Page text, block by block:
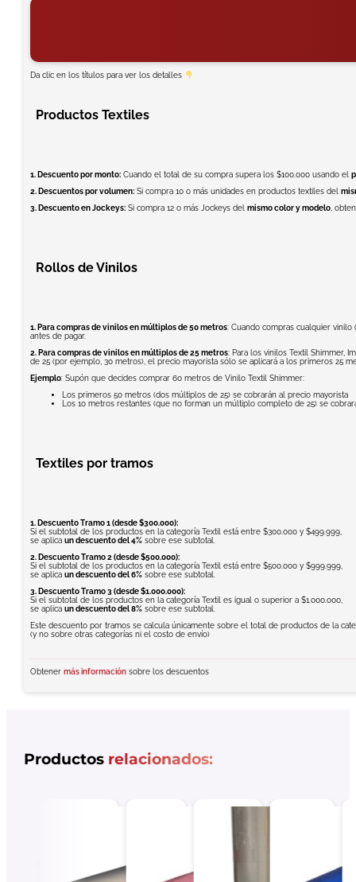
Da clic en los títulos para ver los detalles
Productos Textiles
1. Descuento por monto:Cuando el total de su compra supera los $100.000 usando el
2. Descuentos por volumen:Si compra 10 o más unidades en productos textiles del
3. Descuento en Jockeys:Si compra 12 o más Jockeys del mismo color y modelo,
Rollos de Vinilos
1. Para compras de vinilos en múltiplos de 50 metros: Cuando compras cualquier vinilo
antes de pagar.
2. Para compras de vinilos en múltiplos de 25 metros: Para los vinilos Textil Shimmer,
de 25 (por ejemplo, 30 metros), el precio mayorista sólo se aplicará a los primeros 25
Ejemplo: Supón que decides comprar 60 metros de Vinilo Textil Shimmer:
Los primeros 50 metros (dos múltiplos de 25) se cobrarán al precio mayorista
Los 10 metros restantes (que no forman un múltiplo completo de 25) se
Textiles por tramos
1. Descuento Tramo 1 (desde $300.000):
Si el subtotal de los productos en la categoría Textil está entre $300.000 y $499.999,
se aplica un descuento del 4%sobre ese subtotal.
2. Descuento Tramo 2 (desde $500.000):
Si el subtotal de los productos en la categoría Textil está entre $500.000 y $999.999,
se aplica un descuento del 6%sobre ese subtotal.
3. Descuento Tramo 3 (desde $1.000.000):
Si el subtotal de los productos en la categoría Textil es igual o superior a $1.000.000,
se aplica un descuento del 8%sobre ese subtotal.
Este descuento por tramos se calcula únicamente sobre el total de productos de la
(y no sobre otras categorías ni el costo de envío)
Obtener más informaciónsobre los descuentos
Productos relacionados: